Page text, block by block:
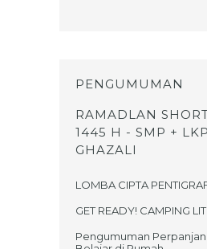
PENGUMUMAN
RAMADLAN
1445 H - SMP +
GHAZALI
LOMBA CIPTA
GET READY! CAMPING
Pengumuman